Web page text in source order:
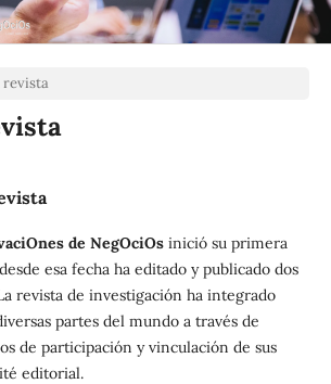
revista
de NegOciOsinició su primera
esa fecha ha editado y publicado dos
revista de investigación ha integrado
partes del mundo a través de
de participación y vinculación de sus
editorial.